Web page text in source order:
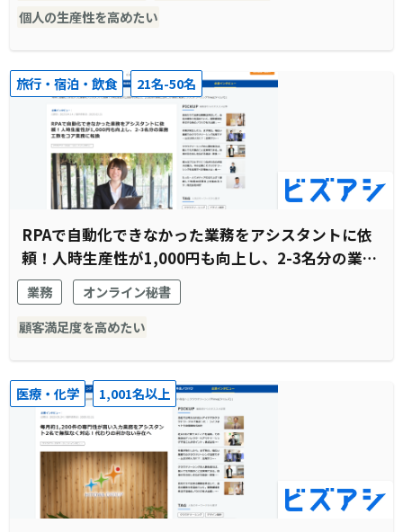
個人の生産性を高めたい
旅行・宿泊・飲食 21名-50名
RPAで自動化できなかった業務をアシスタントに依
頼！人時生産性が1,000円も向上し、2-3名分の業務
工数をコア業務に転換
業務
オンライン秘書
顧客満足度を高めたい
医療・化学 1,001名以上